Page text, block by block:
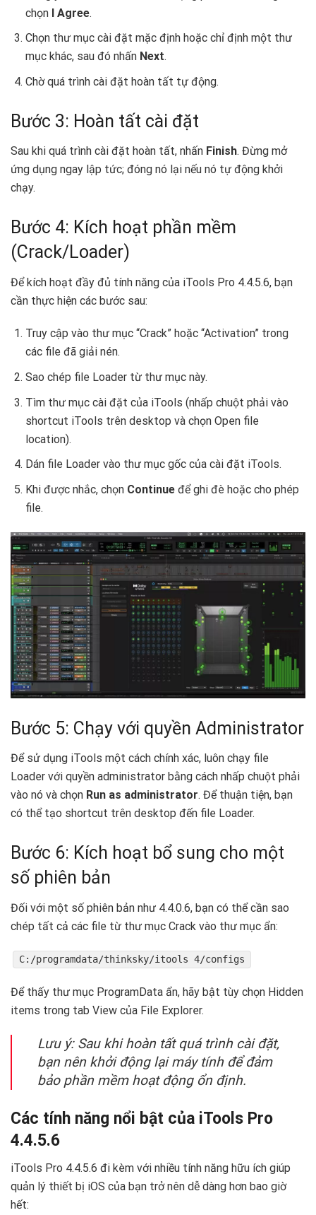
chọn I Agree.
Chọn thư mục cài đặt mặc định hoặc chỉ định một thư
mục khác, sau đó nhấn Next.
Chờ quá trình cài đặt hoàn tất tự động.
Bước 3: Hoàn tất cài đặt
Sau khi quá trình cài đặt hoàn tất, nhấn Finish. Đừng mở
ứng dụng ngay lập tức; đóng nó lại nếu nó tự động khởi
chạy.
Bước 4: Kích hoạt phần mềm
(Crack/Loader)
Để kích hoạt đầy đủ tính năng của iTools Pro 4.4.5.6, bạn
cần thực hiện các bước sau:
Truy cập vào thư mục “Crack” hoặc “Activation” trong
các file đã giải nén.
Sao chép file Loader từ thư mục này.
Tìm thư mục cài đặt của iTools (nhấp chuột phải vào
shortcut iTools trên desktop và chọn Open file
location).
Dán file Loader vào thư mục gốc của cài đặt iTools.
Khi được nhắc, chọn Continueđể ghi đè hoặc cho phép
file.
Bước 5: Chạy với quyền Administrator
Để sử dụng iTools một cách chính xác, luôn chạy file
Loader với quyền administrator bằng cách nhấp chuột phải
vào nó và chọn Run as administrator. Để thuận tiện, bạn
có thể tạo shortcut trên desktop đến file Loader.
Bước 6: Kích hoạt bổ sung cho một
số phiên bản
Đối với một số phiên bản như 4.4.0.6, bạn có thể cần sao
chép tất cả các file từ thư mục Crack vào thư mục ẩn:
C:/programdata/thinksky/itools 4/configs
Để thấy thư mục ProgramData ẩn, hãy bật tùy chọn Hidden
items trong tab View của File Explorer.
Lưu ý: Sau khi hoàn tất quá trình cài đặt,
bạn nên khởi động lại máy tính để đảm
bảo phần mềm hoạt động ổn định.
Các tính năng nổi bật của iTools Pro
4.4.5.6
iTools Pro 4.4.5.6 đi kèm với nhiều tính năng hữu ích giúp
quản lý thiết bị iOS của bạn trở nên dễ dàng hơn bao giờ
hết: